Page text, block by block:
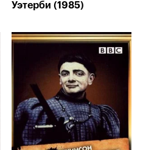
Уэтерби (1985)